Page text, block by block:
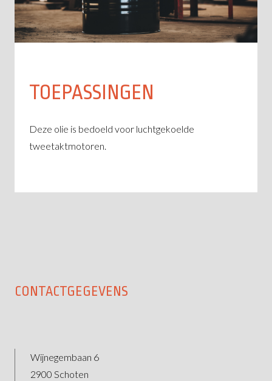
TOEPASSINGEN
Deze olie is bedoeld voor luchtgekoelde
tweetaktmotoren.
CONTACTGEGEVENS
Wijnegembaan 6
2900 Schoten